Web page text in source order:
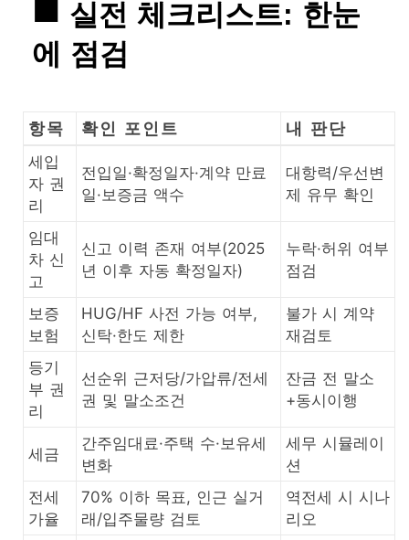
실전 체크리스트: 한눈
에 점검
항목 확인 포인트 내 판단
세입
자 권
리
전입일·확정일자·계약 만료
일·보증금 액수
대항력/우선변
제 유무 확인
임대
차 신
고
신고 이력 존재 여부(2025
년 이후 자동 확정일자)
누락·허위 여부
점검
보증
보험
HUG/HF 사전 가능 여부,
신탁·한도 제한
불가 시 계약
재검토
등기
부 권
리
선순위 근저당/가압류/전세
권 및 말소조건
잔금 전 말소
+동시이행
세금
간주임대료·주택 수·보유세
변화
세무 시뮬레이
션
전세
가율
70% 이하 목표, 인근 실거
래/입주물량 검토
역전세 시 시나
리오